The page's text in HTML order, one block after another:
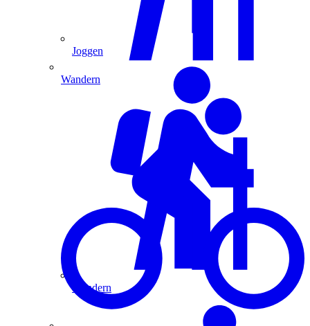
Joggen
Wandern
Wandern